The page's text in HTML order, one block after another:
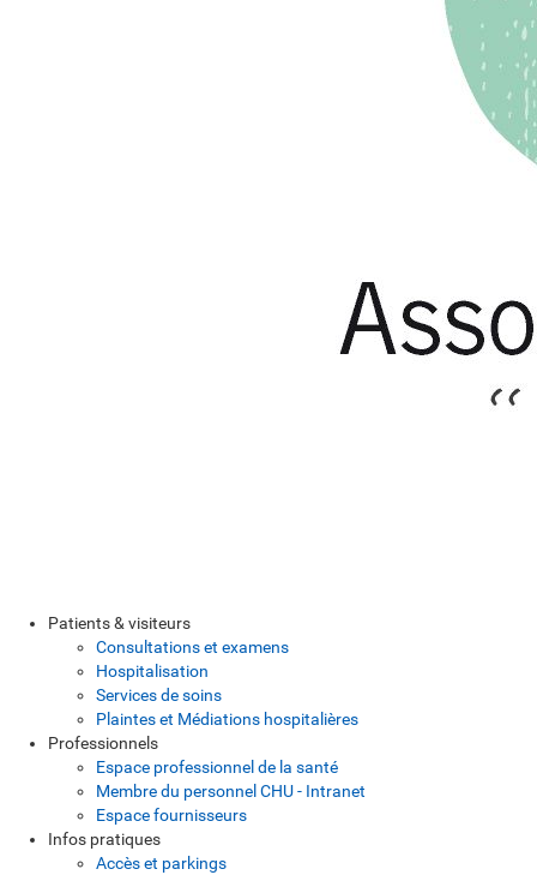
Patients & visiteurs
Consultations et examens
Hospitalisation
Services de soins
Plaintes et Médiations hospitalières
Professionnels
Espace professionnel de la santé
Membre du personnel CHU - Intranet
Espace fournisseurs
Infos pratiques
Accès et parkings